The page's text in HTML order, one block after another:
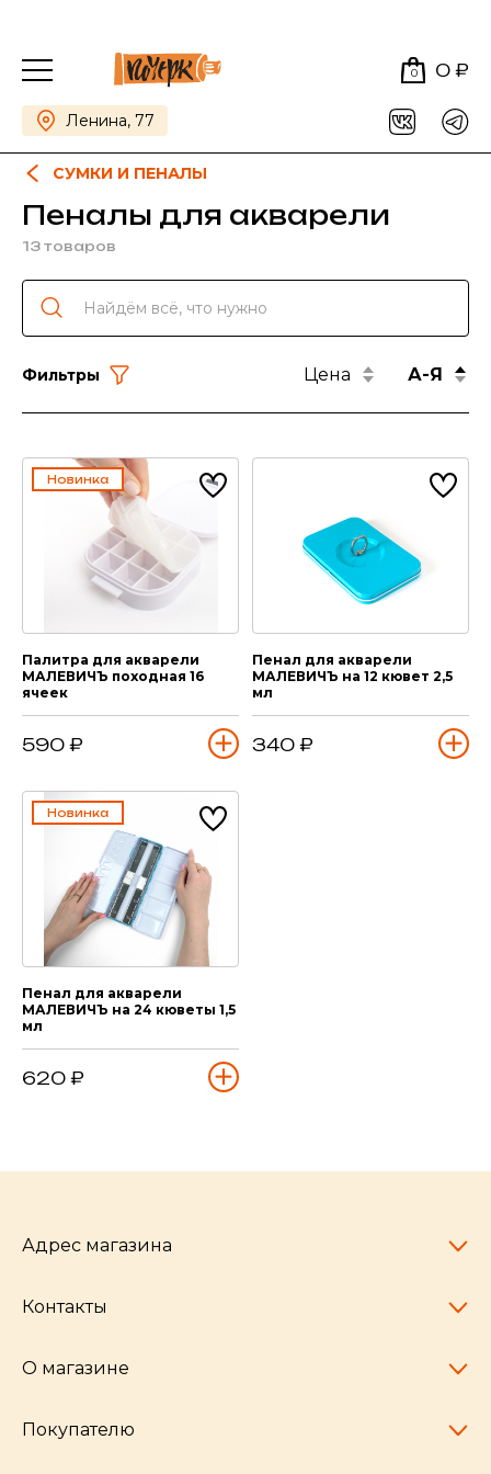
0 0 ₽
Ленина, 77
СУМКИ И ПЕНАЛЫ
Пеналы для акварели
13 товаров
Фильтры Цена А-Я
Новинка
Палитра для акварели
МАЛЕВИЧЪ походная 16
ячеек
590 ₽
Пенал для акварели
МАЛЕВИЧЪ на 12 кювет 2,5
мл
340 ₽
Новинка
Пенал для акварели
МАЛЕВИЧЪ на 24 кюветы 1,5
мл
620 ₽
Адрес магазина
Челябинск,
Контакты
pocherkartshop@mail.ru
hello@pocherkartshop.ru
О магазине
Наши истории
Покупателю